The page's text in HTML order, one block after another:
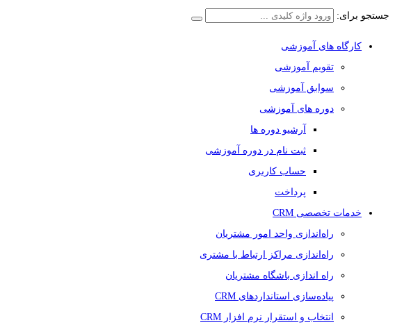
جستجو برای:
کارگاه های آموزشی
تقویم آموزشی
سوابق آموزشی
دوره های آموزشی
آرشیو دوره ها
ثبت نام در دوره آموزشی
حساب کاربری
پرداخت
خدمات تخصصی CRM
راه‌اندازی واحد امور مشتریان
راه‌اندازی مراکز ارتباط با مشتری
راه اندازی باشگاه مشتریان
پیاده‌سازی استانداردهای CRM
انتخاب و استقرار نرم افزار CRM